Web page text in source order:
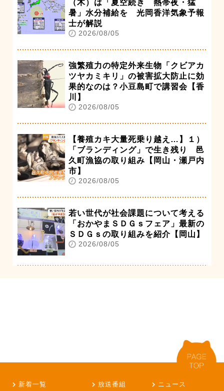
（木）は「夏空続き 熱帯夜・猛
暑」水分補給を 光岡香洋気象予報
士が解説
2026/08/05
強繁殖力の特定外来生物「クビアカ
ツヤカミキリ」の被害拡大防止に効
果的なのは？小豆島町で講習会【香
川】
2026/08/05
【養殖カキ大量死乗り越え…】１）
「ブランディング」で生き残り 邑
久町漁協の取り組み【岡山・瀬戸内
市】
2026/08/05
若い世代が社会課題について考える
「おかやまＳＤＧｓフェア」最新の
ＳＤＧｓの取り組みを紹介【岡山】
2026/08/05
新着一覧 放送番組
ニュース